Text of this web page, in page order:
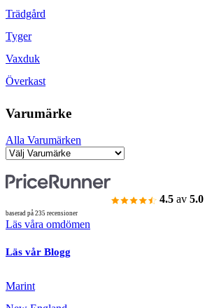
Trädgård
Tyger
Vaxduk
Överkast
Varumärke
Alla Varumärken
4.5 av 5.0
baserad på 235 recensioner
Läs våra omdömen
Läs vår Blogg
Marint